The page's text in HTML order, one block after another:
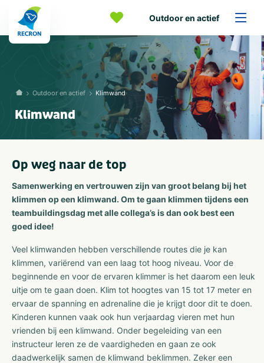
Outdoor en actief
Outdoor en actief Klimwand
Klimwand
Op weg naar de top
Samenwerking en vertrouwen zijn van groot belang bij het
klimmen op een klimwand. Om te gaan klimmen tijdens een
teambuildingsdag met alle collega’s is dan ook best een
goed idee!
Veel klimwanden hebben verschillende routes die je kan
klimmen, variërend van een laag tot hoog niveau. Voor de
beginnende en voor de ervaren klimmer is het daarom een leuk
uitje om te gaan doen. Klim tot hoogtes van 15 tot 17 meter en
ervaar de spanning en adrenaline die je krijgt door dit te doen.
Kinderen kunnen vaak ook hun verjaardag vieren met hun
vrienden bij een klimwand. Onder begeleiding van een
instructeur leren ze de vaardigheden en gaan ze ook
daadwerkelijk samen de klimwand beklimmen. Zeker een